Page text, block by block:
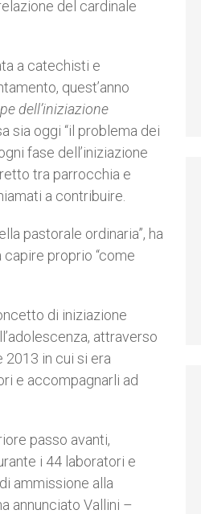
del cardinale
a catechisti e
quest’anno
dell’iniziazione
sia oggi “il problema dei
fase dell’iniziazione
tra parrocchia e
a contribuire.
pastorale ordinaria”, ha
proprio “come
di iniziazione
attraverso
2013 in cui si era
e accompagnarli ad
passo avanti,
i 44 laboratori e
ammissione alla
annunciato Vallini –